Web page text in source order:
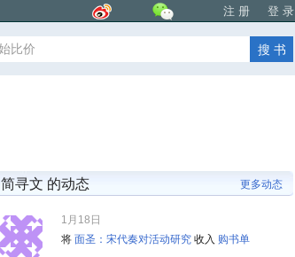
注 册 登 录
简寻文 的动态 更多动态
1月18日
将 面圣：宋代奏对活动研究 收入 购书单